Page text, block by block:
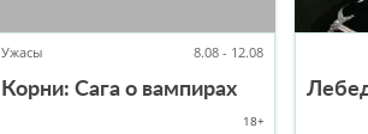
Ужасы 8.08 - 12.08
Корни: Сага о вампирах
18+